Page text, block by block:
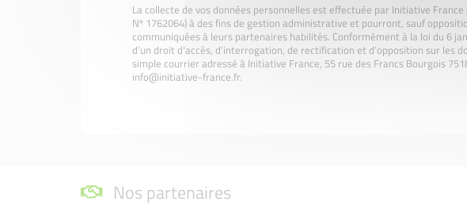
La collecte de vos données personnelles est effectuée par Initiative
Nº 1762064) à des fins de gestion administrative et pourront, sauf
communiquées à leurs partenaires habilités. Conformément à la loi du 6
d’un droit d'accès, d’interrogation, de rectification et d’opposition sur les
simple courrier adressé à Initiative France, 55 rue des Francs Bourgois
info@initiative-france.fr.
Nos partenaires